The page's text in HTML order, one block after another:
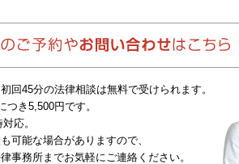
回45分の法律相談は無料で受けられます。
き5,500円です。
応。
可能な場合がありますので、
事務所までお気軽にご連絡ください。